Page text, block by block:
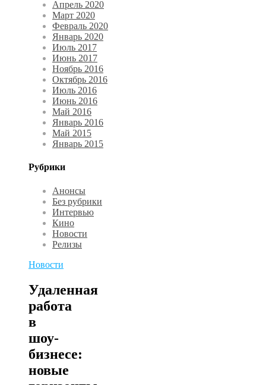
Апрель 2020
Март 2020
Февраль 2020
Январь 2020
Июль 2017
Июнь 2017
Ноябрь 2016
Октябрь 2016
Июль 2016
Июнь 2016
Май 2016
Январь 2016
Май 2015
Январь 2015
Рубрики
Анонсы
Без рубрики
Интервью
Кино
Новости
Релизы
Новости
Удаленная
работа
в
шоу-
бизнесе:
новые